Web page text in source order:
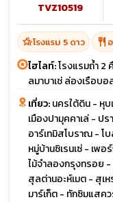
TVZ10519
hotel_classโรงแรม 5 ดาว restaurant
ไฮไลท์:โรงแรมถ้ำ 2
ลมาบาเช่ ล่องเรือบ
เที่ยว:นครใต้ดิน - หุบ
เมืองปามุคคาเล่ - ป
อาร์เทมิสโบราณ - โ
หมู่บ้านซิเรนเซ่ - เพอ
ไม้จำลองกรุงทรอย
สุลต่านอะห์เมต - สุเห
มาร์เก็ต - ทักซิมแสค